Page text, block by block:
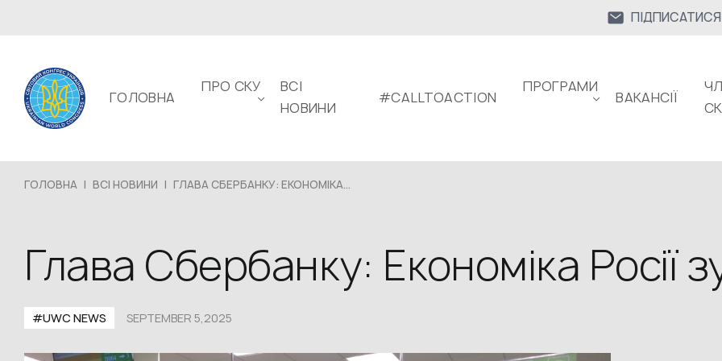
ГОЛОВНА
ПРО СКУ
ВСІ
НОВИНИ
#CALLTOACTION
ПРОГРАМИ
ВАКАНСІЇ
ГОЛОВНА | ВСІ НОВИНИ | ГЛАВА СБЕРБАНКУ: ЕКОНОМІКА...
Глава Сбербанку: Економіка Росії
#UWС NEWS SEPTEMBER 5,2025